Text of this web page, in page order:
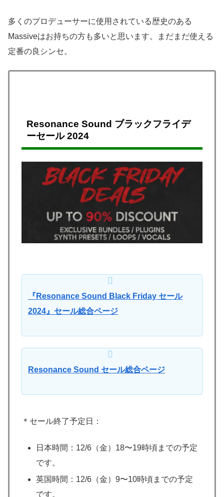
多くのプロデューサーに使用されている歴史のある
Massiveはお持ちの方も多いと思います。まだまだ使える
定番の良シンセ。
Resonance Sound ブラックフライデ
ーセール 2024
『Resonance Sound Black Friday セール
2024』セール総合ページ
Resonance Sound セール総合ページ
＊セール終了予定日：
日本時間：12/6（金）18〜19時頃までの予定
です。
英国時間：12/6（金）9〜10時頃までの予定
です。